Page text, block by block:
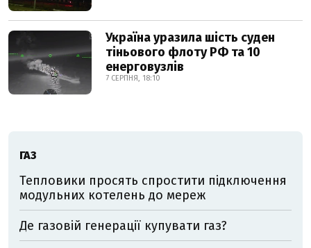
Україна уразила шість суден
тіньового флоту РФ та 10
енерговузлів
7 СЕРПНЯ, 18:10
ГАЗ
Тепловики просять спростити підключення
модульних котелень до мереж
Де газовій генерації купувати газ?